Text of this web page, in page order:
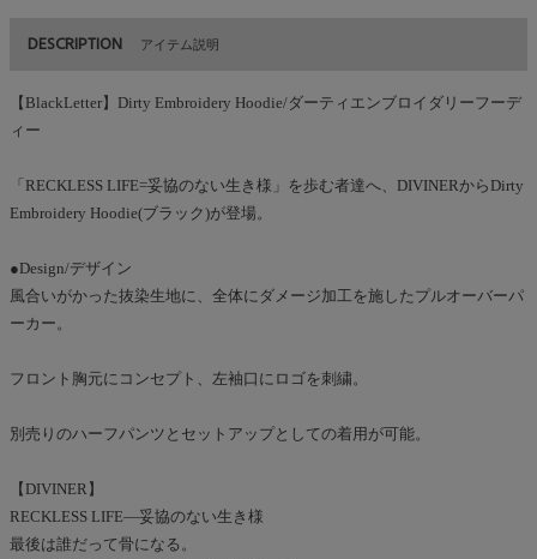
DESCRIPTION アイテム説明
【BlackLetter】Dirty Embroidery Hoodie/ダーティエンブロイダリーフーデ
ィー
「RECKLESS LIFE=妥協のない生き様」を歩む者達へ、DIVINERからDirty
Embroidery Hoodie(ブラック)が登場。
●Design/デザイン
風合いがかった抜染生地に、全体にダメージ加工を施したプルオーバーパ
ーカー。
フロント胸元にコンセプト、左袖口にロゴを刺繍。
別売りのハーフパンツとセットアップとしての着用が可能。
【DIVINER】
RECKLESS LIFE―妥協のない生き様
最後は誰だって骨になる。